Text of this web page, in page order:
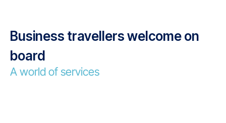
Business travellers welcome on
board
A world of services